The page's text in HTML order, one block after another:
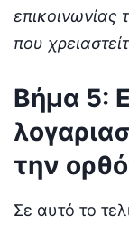
που
Βήμα 5:
την
Σε αυτό το